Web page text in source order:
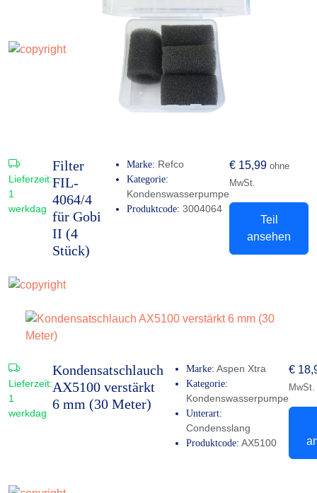
Lieferzeit:
1
werkdag
Filter
FIL-
4064/4
für Gobi
II (4
Stück)
Marke: Refco
Kategorie:
Kondenswasserpumpe
Produktcode: 3004064
€ 15,99 ohne
MwSt.
Teil
ansehen
Lieferzeit:
1
werkdag
Kondensatschlauch
AX5100 verstärkt
6 mm (30 Meter)
Marke: Aspen Xtra
Kategorie:
Kondenswasserpumpe
Unterart:
Condensslang
Produktcode: AX5100
€
MwSt.